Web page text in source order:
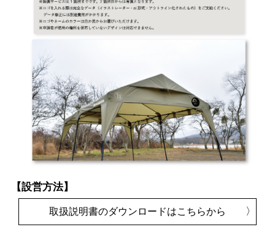
【設営方法】
取扱説明書のダウンロードはこちらから